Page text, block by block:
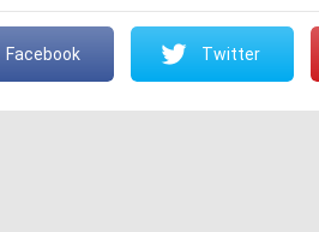
Facebook Twitter